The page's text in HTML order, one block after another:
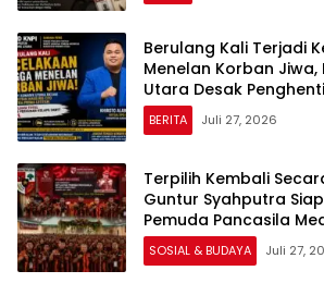
Berulang Kali Terjadi
Menelan Korban Jiwa,
Utara Desak
Hauling dan Evaluasi
Sultra Prima Lestari
BERITA Juli 27, 2026
Terpilih Kembali
Guntur Syahputra
Pemuda Pancasila
2026–2029
SOSIAL & BUDAYA Juli 27,